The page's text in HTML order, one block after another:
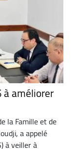
à améliorer
la Famille et de
a appelé
à veiller à